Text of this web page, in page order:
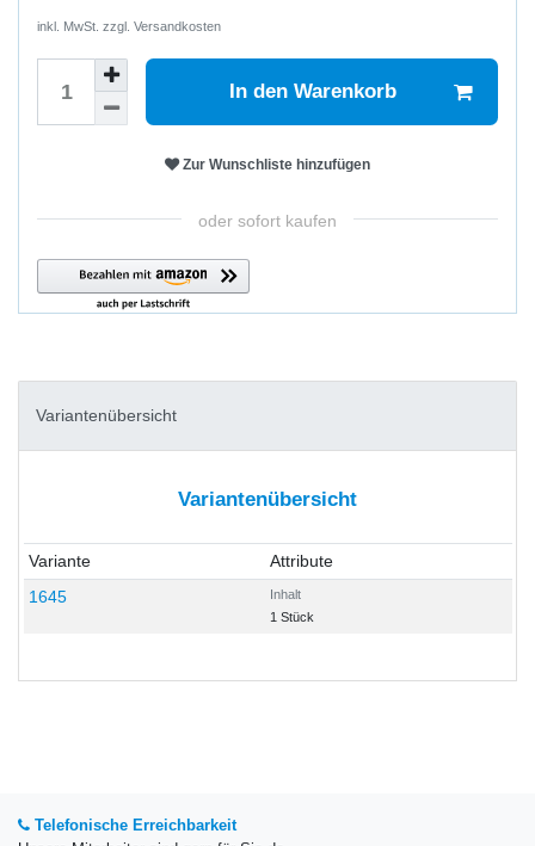
inkl. MwSt. zzgl. Versandkosten
In den Warenkorb
Zur Wunschliste hinzufügen
oder sofort kaufen
Variantenübersicht
Variantenübersicht
Variante
Attribute
1645
Inhalt
1 Stück
Telefonische Erreichbarkeit